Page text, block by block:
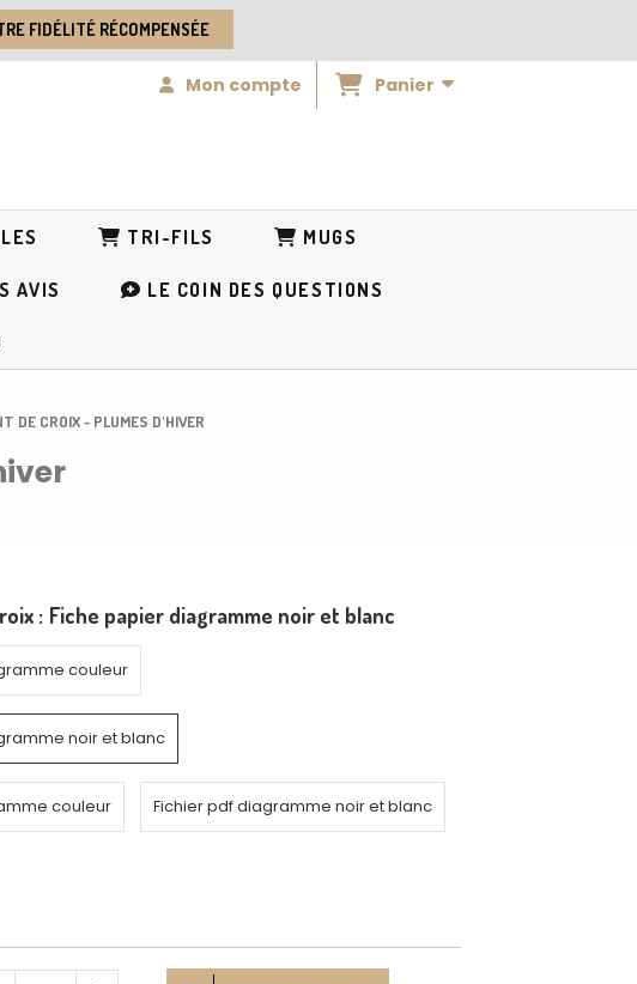
FIDÉLITÉ RÉCOMPENSÉE
Mon compte Panier
TRI-FILS MUGS
AVIS LE COIN DES QUESTIONS
DE CROIX - PLUMES D'HIVER
: Fiche papier diagramme noir et blanc
couleur
noir et blanc
couleur Fichier pdf diagramme noir et blanc